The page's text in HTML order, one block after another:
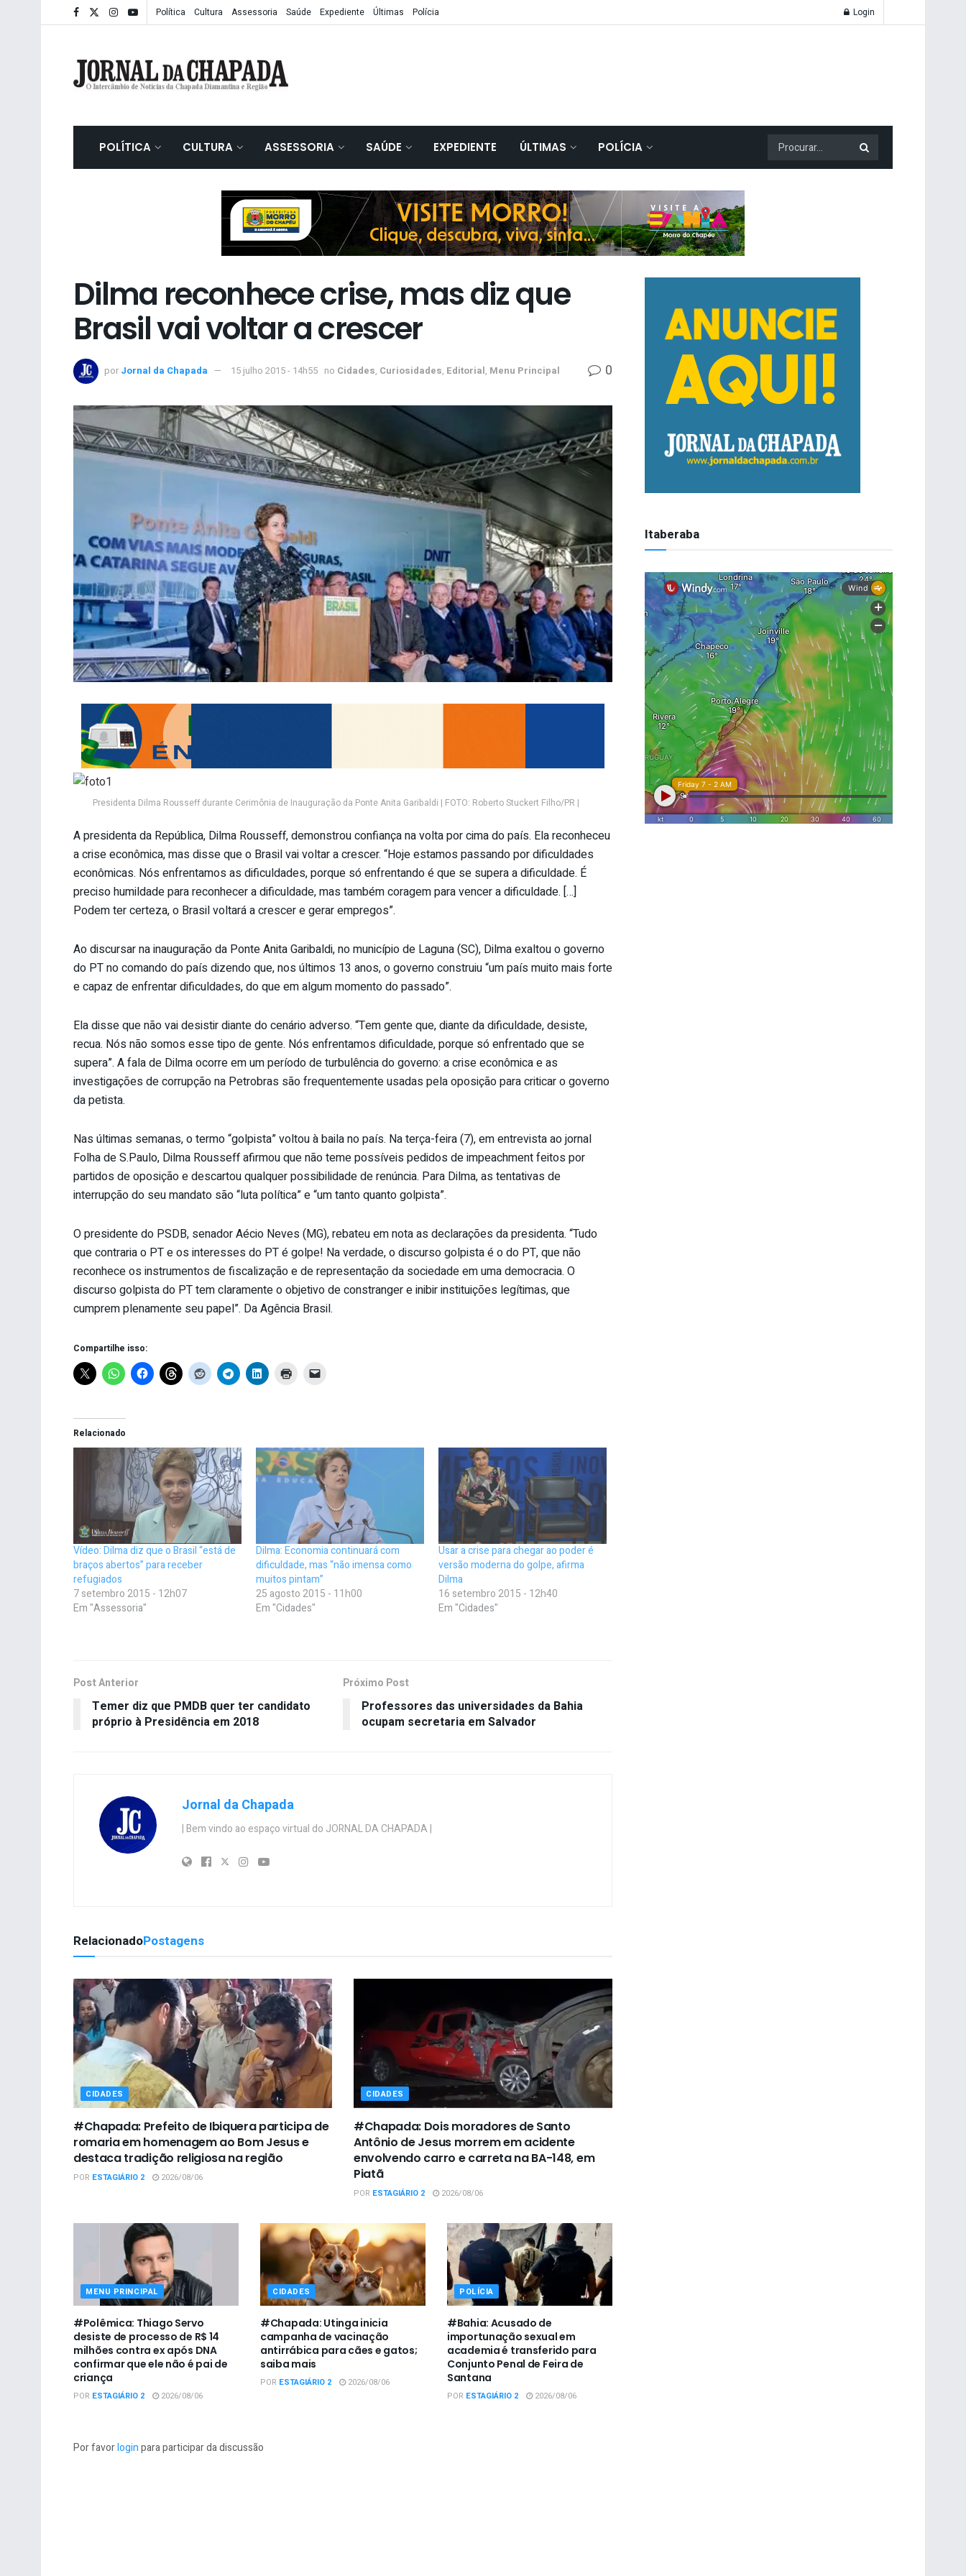
Política Cultura Assessoria Saúde Expediente Últimas Polícia Login
POLÍTICA CULTURA ASSESSORIA SAÚDE EXPEDIENTE ÚLTIMAS POLÍCIA
Dilma reconhece crise, mas diz que
Brasil vai voltar a crescer
por Jornal da Chapada 15 julho 2015 - 14h55 no Cidades, Curiosidades, Editorial, Menu Principal 0
Presidenta Dilma Rousseff durante Cerimônia de Inauguração da Ponte Anita Garibaldi | FOTO: Roberto Stuckert Filho/PR |
A presidenta da República, Dilma Rousseff, demonstrou confiança na volta por cima do país. Ela reconheceu
a crise econômica, mas disse que o Brasil vai voltar a crescer. “Hoje estamos passando por dificuldades
econômicas. Nós enfrentamos as dificuldades, porque só enfrentando é que se supera a dificuldade. É
preciso humildade para reconhecer a dificuldade, mas também coragem para vencer a dificuldade. […]
Podem ter certeza, o Brasil voltará a crescer e gerar empregos”.
Ao discursar na inauguração da Ponte Anita Garibaldi, no município de Laguna (SC), Dilma exaltou o governo
do PT no comando do país dizendo que, nos últimos 13 anos, o governo construiu “um país muito mais forte
e capaz de enfrentar dificuldades, do que em algum momento do passado”.
Ela disse que não vai desistir diante do cenário adverso. “Tem gente que, diante da dificuldade, desiste,
recua. Nós não somos esse tipo de gente. Nós enfrentamos dificuldade, porque só enfrentado que se
supera”. A fala de Dilma ocorre em um período de turbulência do governo: a crise econômica e as
investigações de corrupção na Petrobras são frequentemente usadas pela oposição para criticar o governo
da petista.
Nas últimas semanas, o termo “golpista” voltou à baila no país. Na terça-feira (7), em entrevista ao jornal
Folha de S.Paulo, Dilma Rousseff afirmou que não teme possíveis pedidos de impeachment feitos por
partidos de oposição e descartou qualquer possibilidade de renúncia. Para Dilma, as tentativas de
interrupção do seu mandato são “luta política” e “um tanto quanto golpista”.
O presidente do PSDB, senador Aécio Neves (MG), rebateu em nota as declarações da presidenta. “Tudo
que contraria o PT e os interesses do PT é golpe! Na verdade, o discurso golpista é o do PT, que não
reconhece os instrumentos de fiscalização e de representação da sociedade em uma democracia. O
discurso golpista do PT tem claramente o objetivo de constranger e inibir instituições legítimas, que
cumprem plenamente seu papel”. Da Agência Brasil.
Compartilhe isso:
Relacionado
Vídeo: Dilma diz que o Brasil “está de
braços abertos” para receber
refugiados
7 setembro 2015 - 12h07
Em "Assessoria"
Dilma: Economia continuará com
dificuldade, mas “não imensa como
muitos pintam”
25 agosto 2015 - 11h00
Em "Cidades"
Usar a crise para chegar ao poder é
versão moderna do golpe, afirma
Dilma
16 setembro 2015 - 12h40
Em "Cidades"
Post Anterior
Temer diz que PMDB quer ter candidato
próprio à Presidência em 2018
Próximo Post
Professores das universidades da Bahia
ocupam secretaria em Salvador
Jornal da Chapada
| Bem vindo ao espaço virtual do JORNAL DA CHAPADA |
RelacionadoPostagens
CIDADES
#Chapada: Prefeito de Ibiquera participa de
romaria em homenagem ao Bom Jesus e
destaca tradição religiosa na região
POR ESTAGIÁRIO 2 2026/08/06
CIDADES
#Chapada: Dois moradores de Santo
Antônio de Jesus morrem em acidente
envolvendo carro e carreta na BA-148, em
Piatã
POR ESTAGIÁRIO 2 2026/08/06
MENU PRINCIPAL
#Polêmica: Thiago Servo
desiste de processo de R$ 14
milhões contra ex após DNA
confirmar que ele não é pai de
criança
POR ESTAGIÁRIO 2 2026/08/06
CIDADES
#Chapada: Utinga inicia
campanha de vacinação
antirrábica para cães e gatos;
saiba mais
POR ESTAGIÁRIO 2 2026/08/06
POLÍCIA
#Bahia: Acusado de
importunação sexual em
academia é transferido para
Conjunto Penal de Feira de
Santana
POR ESTAGIÁRIO 2 2026/08/06
Por favorloginpara participar da discussão
Itaberaba